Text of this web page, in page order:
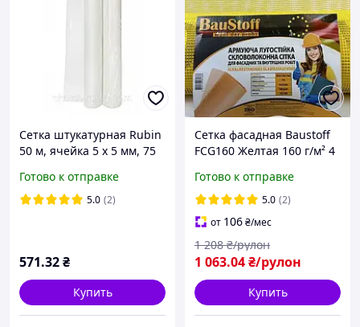
Сетка штукатурная Rubin
50 м, ячейка 5 х 5 мм, 75
Готово к отправке
5.0 (2)
571.32₴
Купить
Сетка фасадная Baustoff
FCG160 Желтая 160 г/м² 4
армирующая для
фасадных работ
Готово к отправке
5.0 (2)
от 106₴/мес
1 063.04₴/рулон
1 208 ₴/рулон
Купить